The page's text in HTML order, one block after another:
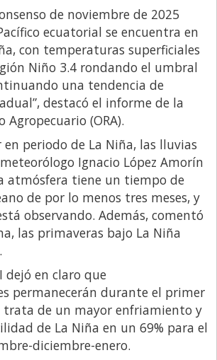
de noviembre de 2025
ecuatorial se encuentra en
con temperaturas superficiales
Niño 3.4 rondando el umbral
una tendencia de
destacó el informe de la
Agropecuario (ORA).
en periodo de La Niña, las lluvias
Ignacio López Amorín
atmósfera tiene un tiempo de
de por lo menos tres meses, y
observando. Además, comentó
las primaveras bajo La Niña
dejó en claro que
permanecerán durante el primer
trata de un mayor enfriamiento y
de La Niña en un 69% para el
diciembre-enero.